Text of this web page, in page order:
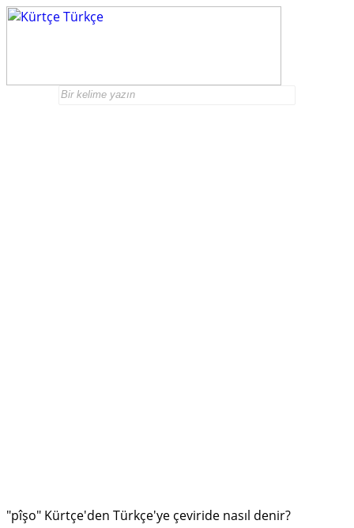
"pîşo" Kürtçe'den Türkçe'ye çeviride nasıl denir?